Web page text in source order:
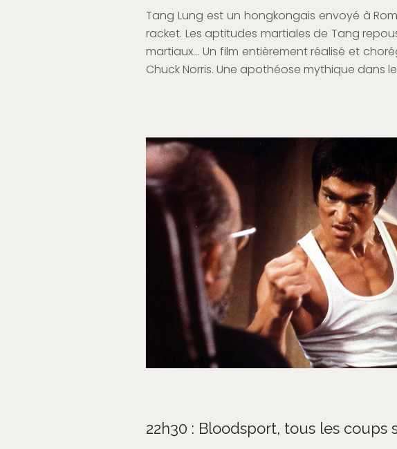
Tang Lung est un hongkongais envoyé à
racket. Les aptitudes martiales de Tang
martiaux… Un film entièrement réalisé et
Chuck Norris. Une apothéose mythique dans
22h30 : Bloodsport, tous les coups